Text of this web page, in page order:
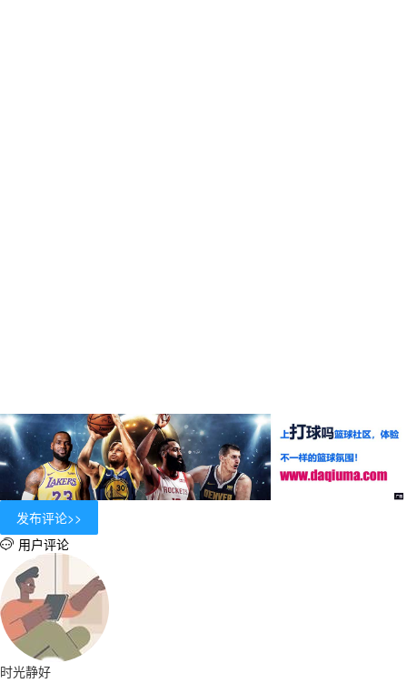
 用户评论
时光静好